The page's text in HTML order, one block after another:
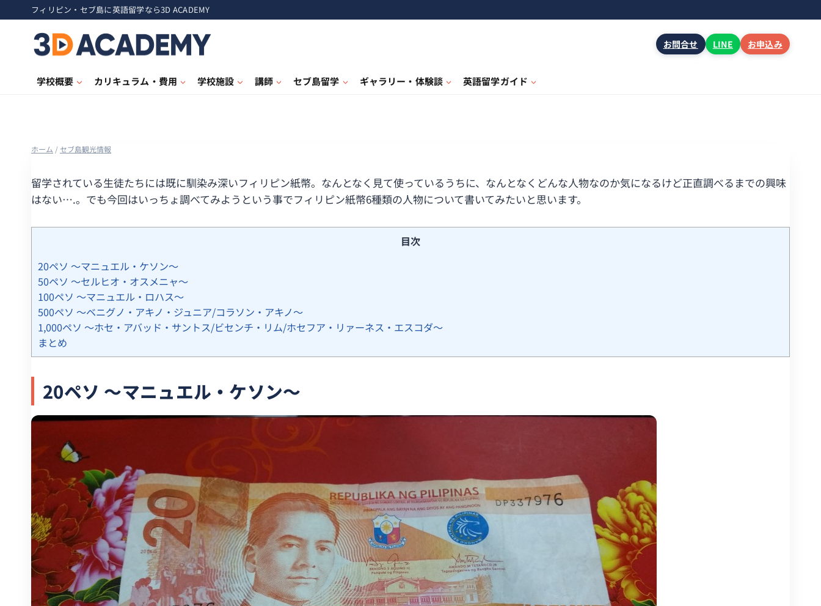
フィリピン・セブ島に英語留学なら3D ACADEMY
お問合せ LINE お申込み
学校概要 カリキュラム・費用 学校施設 講師 セブ島留学 ギャラリー・体験談 英語留学ガイド
ホーム / セブ島観光情報
留学されている生徒たちには既に馴染み深いフィリピン紙幣。なんとなく見て使っているうちに、なんとなくどんな人物なのか気になるけど正直調べるまでの興味
はない….。でも今回はいっちょ調べてみようという事でフィリピン紙幣6種類の人物について書いてみたいと思います。
目次
20ペソ 〜マニュエル・ケソン〜
50ペソ 〜セルヒオ・オスメニャ〜
100ペソ 〜マニュエル・ロハス〜
500ペソ 〜ベニグノ・アキノ・ジュニア/コラソン・アキノ〜
1,000ペソ 〜ホセ・アバッド・サントス/ビセンチ・リム/ホセフア・リァーネス・エスコダ〜
まとめ
20ペソ 〜マニュエル・ケソン〜